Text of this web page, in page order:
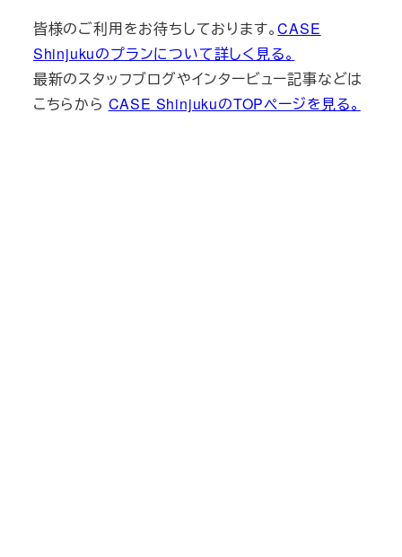
皆様のご利用をお待ちしております。CASE
Shinjukuのプランについて詳しく見る。
最新のスタッフブログやインタービュー記事などは
こちらから CASE ShinjukuのTOPページを見る。